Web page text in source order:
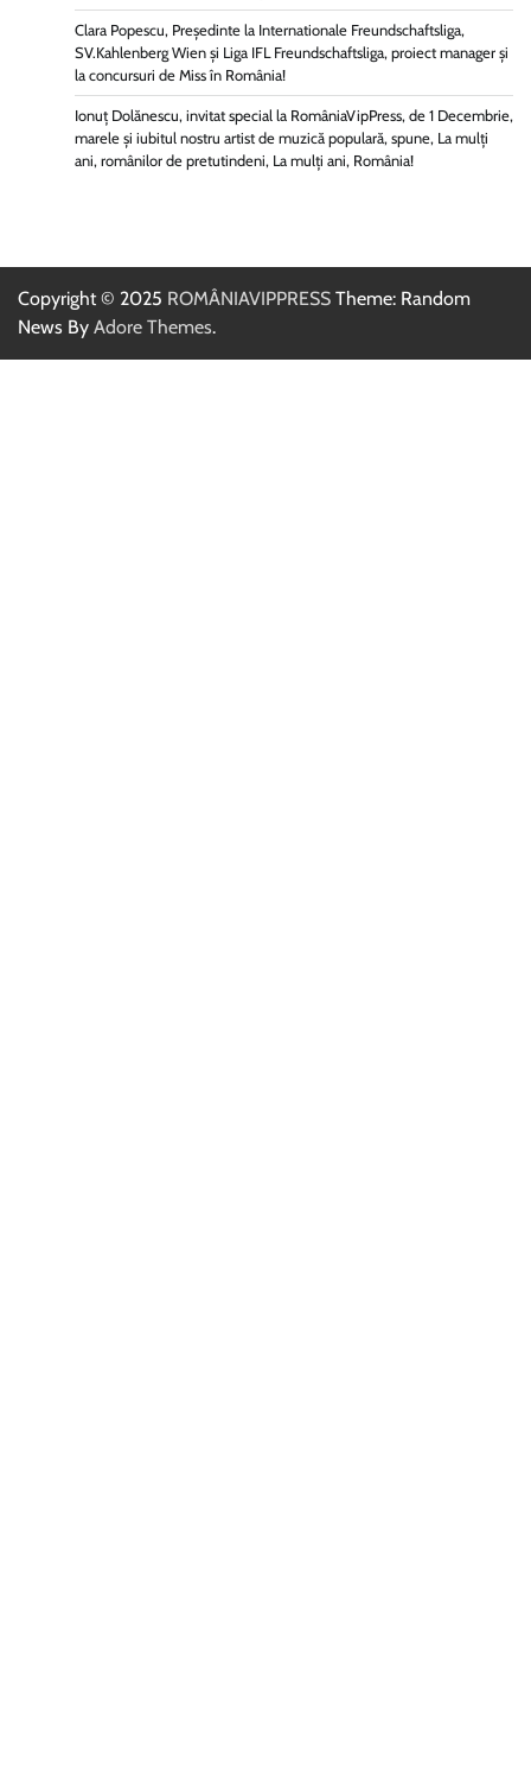
Clara Popescu, Președinte la Internationale Freundschaftsliga,
SV.Kahlenberg Wien şi Liga IFL Freundschaftsliga, proiect manager și
la concursuri de Miss în România!
Ionuț Dolănescu, invitat special la RomâniaVipPress, de 1 Decembrie,
marele și iubitul nostru artist de muzică populară, spune, La mulți
ani, românilor de pretutindeni, La mulți ani, România!
Copyright © 2025 ROMÂNIAVIPPRESS Theme: Random
News By Adore Themes.